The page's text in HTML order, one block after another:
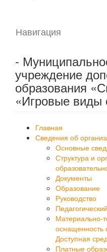
Навигация
-
учреждение
образования
«Игровые виды
Главная
Сведения об
Основные
Структура и
Документы
Образование
Руководство
Материально-
оснащенность
Доступная
Платные